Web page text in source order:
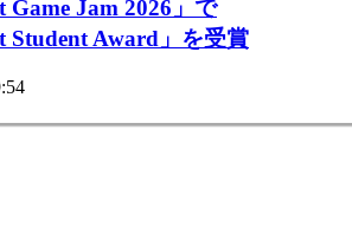
Game Jam 2026」で
Student Award」を受賞